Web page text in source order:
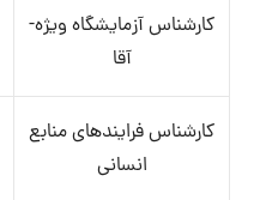
کارشناس آزمایشگاه ویژه-
آقا
کارشناس فرایندهای منابع
انسانی